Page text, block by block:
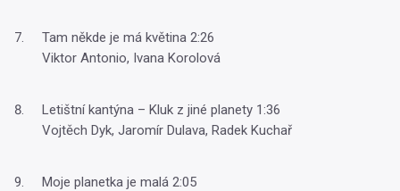
Tam někde je má květina 2:26
Viktor Antonio, Ivana Korolová
Letištní kantýna – Kluk z jiné planety 1:36
Vojtěch Dyk, Jaromír Dulava, Radek Kuchař
Moje planetka je malá 2:05